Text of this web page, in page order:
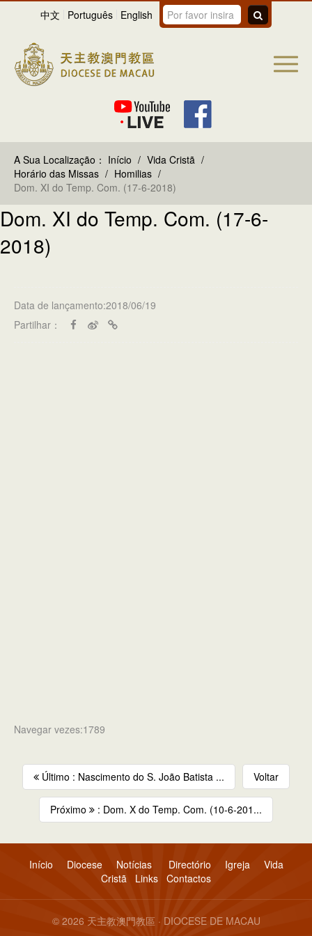
中文 Português English
A Sua Localização： Início / Vida Cristã /
Horário das Missas / Homilias /
Dom. XI do Temp. Com. (17-6-2018)
Dom. XI do Temp. Com. (17-6-
2018)
Data de lançamento:2018/06/19
Partilhar：
Navegar vezes:1789
Último : Nascimento do S. João Batista ... Voltar
Próximo : Dom. X do Temp. Com. (10-6-201...
Início Diocese Notícias Directório Igreja
Vida
Cristã
Links Contactos
© 2026 天主教澳門教區 · DIOCESE DE MACAU